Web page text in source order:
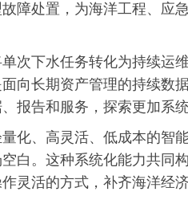
障处置，为海洋工程、应
次下水任务转化为持续运
向长期资产管理的持续数
报告和服务，探索更加系
化、高灵活、低成本的智
白。这种系统化能力共同
灵活的方式，补齐海洋经